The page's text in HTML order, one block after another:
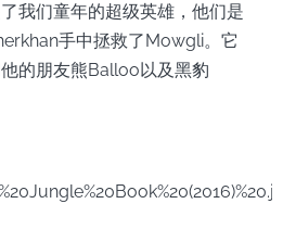
我们童年的超级英雄，他们是
手中拯救了Mowgli。它
的朋友熊Balloo以及黑豹